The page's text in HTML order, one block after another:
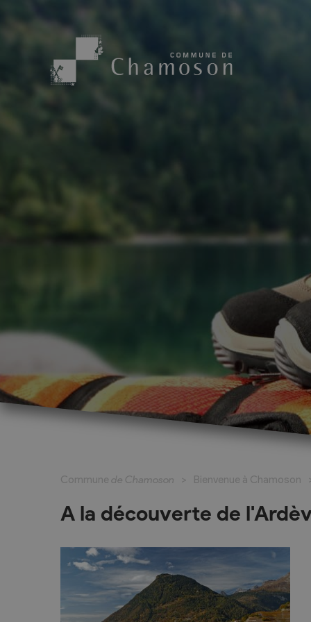
Actualités
Bulletin officiel
Cham’Aso
Mérite sportif
Magic Pass
Jeunesse et formation
Ecole Primaire
Cycle d’Orientation
Bourse et prêt d’étude
Santé et
Section des
Centre
APEA des
Conthey
Foyer Pierre-
Commune de Chamoson Bienvenue à Chamoson
A la découverte de